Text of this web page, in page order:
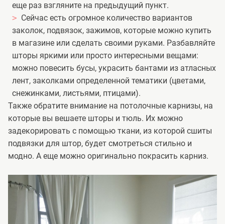
еще раз взгляните на предыдущий пункт.
Сейчас есть огромное количество вариантов
заколок, подвязок, зажимов, которые можно купить
в магазине или сделать своими руками. Разбавляйте
шторы яркими или просто интересными вещами:
можно повесить бусы, украсить бантами из атласных
лент, заколками определенной тематики (цветами,
снежинками, листьями, птицами).
Также обратите внимание на потолочные карнизы, на
которые вы вешаете шторы и тюль. Их можно
задекорировать с помощью ткани, из которой сшиты
подвязки для штор, будет смотреться стильно и
модно. А еще можно оригинально покрасить карниз.